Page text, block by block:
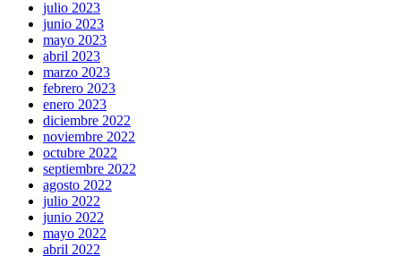
julio 2023
junio 2023
mayo 2023
abril 2023
marzo 2023
febrero 2023
enero 2023
diciembre 2022
noviembre 2022
octubre 2022
septiembre 2022
agosto 2022
julio 2022
junio 2022
mayo 2022
abril 2022